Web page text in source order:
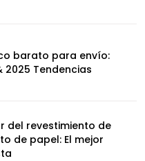
barato para envío:
2025 Tendencias
del revestimiento de
de papel: El mejor